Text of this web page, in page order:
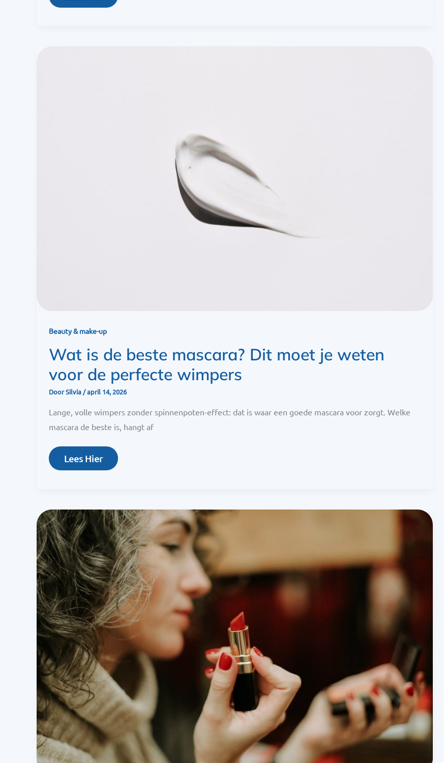
Beauty & make-up
Wat is de beste mascara? Dit moet je weten
voor de perfecte wimpers
DoorSilvia/april 14, 2026
Lange, volle wimpers zonder spinnenpoten-effect: dat is waar een goede mascara voor zorgt. Welke
mascara de beste is, hangt af
Lees Hier
Your
Lipstick
Stains
Lyrics:
Alles
Over
Het
Iconische
Openingsvers
Van
Hey,
Soul
Sister